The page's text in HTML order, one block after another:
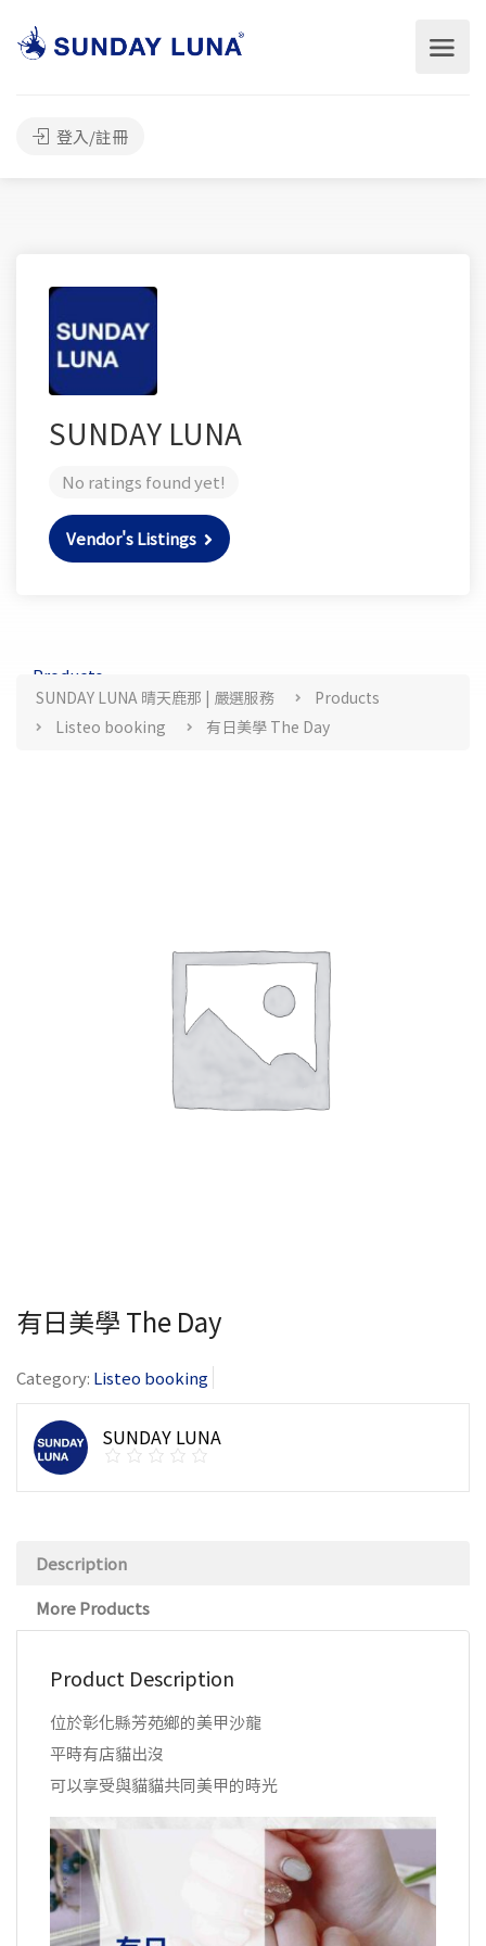
登入/註冊
SUNDAY LUNA
No ratings found yet!
Vendor's Listings
Products
SUNDAY LUNA 晴天鹿那 | 嚴選服務
Products
Listeo booking
有日美學 The Day
有日美學 The Day
Category: Listeo booking
SUNDAY LUNA
Description
More Products
Product Description
位於彰化縣芳苑鄉的美甲沙龍
平時有店貓出沒
可以享受與貓貓共同美甲的時光